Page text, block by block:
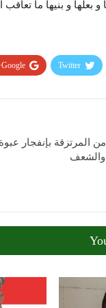
بعلها و بنيها ما تعاقب
Twitter
Google+
المرتزقة بإنفجار